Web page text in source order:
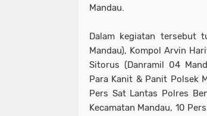
Mandau.
Dalam kegiatan tersebut
Mandau), Kompol Arvin
Sitorus (Danramil 04
Para Kanit & Panit Polsek
Pers Sat Lantas Polres
Kecamatan Mandau, 10